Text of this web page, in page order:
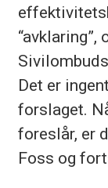
“avklaring”,
Det er
forslaget.
foreslår, er
Foss og